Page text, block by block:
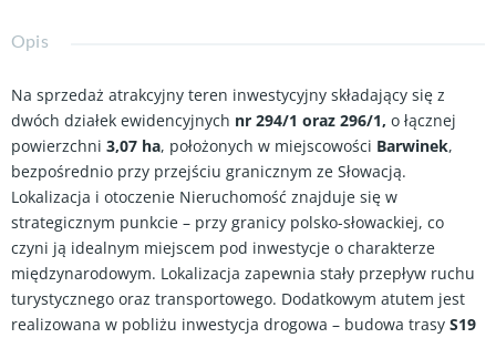
Opis
Na sprzedaż atrakcyjny teren inwestycyjny składający się z
dwóch działek ewidencyjnych nr 294/1 oraz 296/1, o łącznej
powierzchni 3,07 ha, położonych w miejscowości Barwinek,
bezpośrednio przy przejściu granicznym ze Słowacją.
Lokalizacja i otoczenie Nieruchomość znajduje się w
strategicznym punkcie – przy granicy polsko-słowackiej, co
czyni ją idealnym miejscem pod inwestycje o charakterze
międzynarodowym. Lokalizacja zapewnia stały przepływ ruchu
turystycznego oraz transportowego. Dodatkowym atutem jest
realizowana w pobliżu inwestycja drogowa – budowa trasy S19